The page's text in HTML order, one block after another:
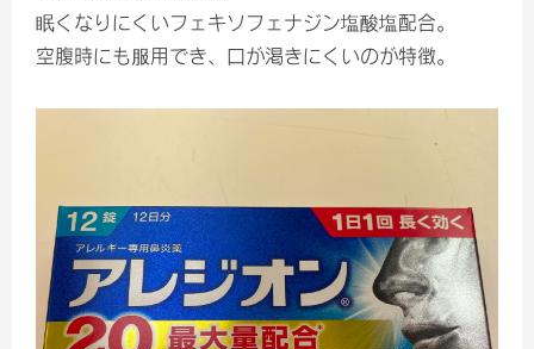
眠くなりにくいフェキソフェナジン塩酸塩配合。
空腹時にも服用でき、口が渇きにくいのが特徴。